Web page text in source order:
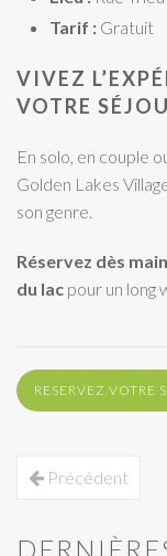
Tarif : Gratuit
VIVEZ
VOTRE
En solo, en couple
Golden Lakes
son genre.
Réservez dès
du lac pour un long
RESERVEZ VOTRE
Précédent